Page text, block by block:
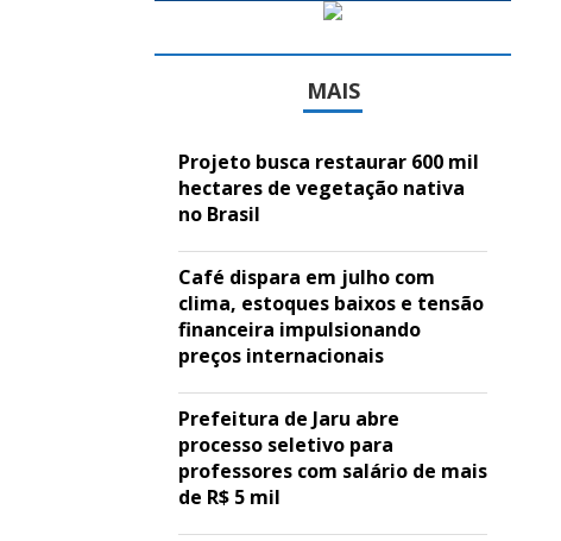
MAIS
Projeto busca restaurar 600 mil
hectares de vegetação nativa
no Brasil
Café dispara em julho com
clima, estoques baixos e tensão
financeira impulsionando
preços internacionais
Prefeitura de Jaru abre
processo seletivo para
professores com salário de mais
de R$ 5 mil